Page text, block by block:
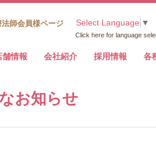
法師会員様ページ Select Language ▼
Click here for language
舗情報 会社紹介 採用情報 各
お知らせ